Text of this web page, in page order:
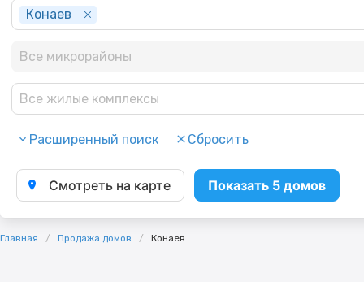
Конаев
Все микрорайоны
Все жилые комплексы
Расширенный поиск Сбросить
Смотреть на карте Показать 5 домов
Главная Продажа домов Конаев